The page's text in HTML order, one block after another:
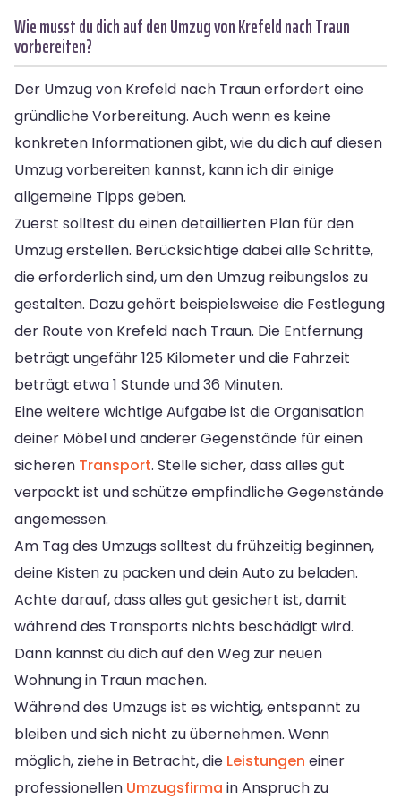
Wie musst du dich auf den Umzug von Krefeld nach Traun
vorbereiten?
Der Umzug von Krefeld nach Traun erfordert eine
gründliche Vorbereitung. Auch wenn es keine
konkreten Informationen gibt, wie du dich auf diesen
Umzug vorbereiten kannst, kann ich dir einige
allgemeine Tipps geben.
Zuerst solltest du einen detaillierten Plan für den
Umzug erstellen. Berücksichtige dabei alle Schritte,
die erforderlich sind, um den Umzug reibungslos zu
gestalten. Dazu gehört beispielsweise die Festlegung
der Route von Krefeld nach Traun. Die Entfernung
beträgt ungefähr 125 Kilometer und die Fahrzeit
beträgt etwa 1 Stunde und 36 Minuten.
Eine weitere wichtige Aufgabe ist die Organisation
deiner Möbel und anderer Gegenstände für einen
sicheren Transport. Stelle sicher, dass alles gut
verpackt ist und schütze empfindliche Gegenstände
angemessen.
Am Tag des Umzugs solltest du frühzeitig beginnen,
deine Kisten zu packen und dein Auto zu beladen.
Achte darauf, dass alles gut gesichert ist, damit
während des Transports nichts beschädigt wird.
Dann kannst du dich auf den Weg zur neuen
Wohnung in Traun machen.
Während des Umzugs ist es wichtig, entspannt zu
bleiben und sich nicht zu übernehmen. Wenn
möglich, ziehe in Betracht, die Leistungen einer
professionellen Umzugsfirma in Anspruch zu